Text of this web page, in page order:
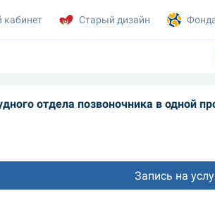
отдела позвоночника в одной
Запись на
Старый дизайн